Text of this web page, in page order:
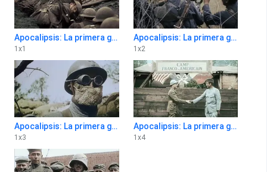
Apocalipsis: La primera guerra mundial 1x1
1 x1
Apocalipsis: La primera guerra mundial 1x2
1 x2
Apocalipsis: La primera guerra mundial 1x3
1 x3
Apocalipsis: La primera guerra mundial 1x4
1 x4